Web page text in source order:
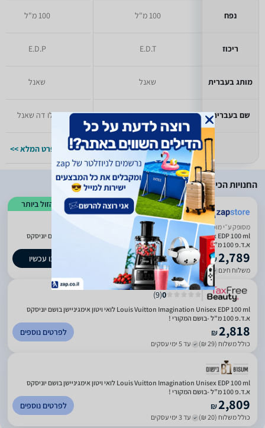
נפח
ריכוז
מותג בעברית
שם בעברית
100 מ"ל
E.D.T
שאנל
בלו דה שאנל
למפרט המלא >>
100 מ"ל
E.D.P
שאנל
בלו דה שאנל
למפרט המלא >>
החנויות הכי זולות
הזול ביותר
ביטחון בשירות
מסופק ע״י מוכר חיצוני
Louis Vuitton Imagination Unisex EDP 100 ml לואי ויטון אימגיניישן בושם יוניסקס
א.ד.פ 100 מ”ל -בושם המקורי !
₪2,789
משלוח חינם עד 8 ימי עסקים
קנו עכשיו
0
(
9
)
Louis Vuitton Imagination Unisex EDP 100 ml לואי ויטון אימגיניישן בושם יוניסקס
א.ד.פ 100 מ”ל -בושם המקורי !
₪2,818
כולל משלוח (29 ₪) עד 5 ימי עסקים
לפרטים נוספים
Louis Vuitton Imagination Unisex EDP 100 ml לואי ויטון אימגיניישן בושם יוניסקס
א.ד.פ 100 מ”ל -בושם המקורי !
₪2,809
כולל משלוח (20 ₪) עד 3 ימי עסקים
לפרטים נוספים